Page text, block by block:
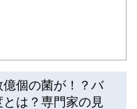
、キャリアコンサルタントな
者・監修者として迎え、むず
を築くことで、内容のわかり
応えのあるコンテンツと確か
個の菌が！？バ
は？専門家の見